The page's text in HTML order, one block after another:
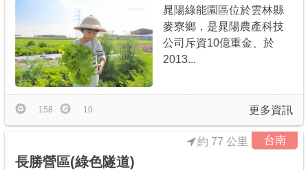
晁陽綠能園區位於雲林縣
麥寮鄉，是晁陽農產科技
公司斥資10億重金、於
2013...
更多資訊
158 10
台南
長勝營區(綠色隧道)
約 77 公里